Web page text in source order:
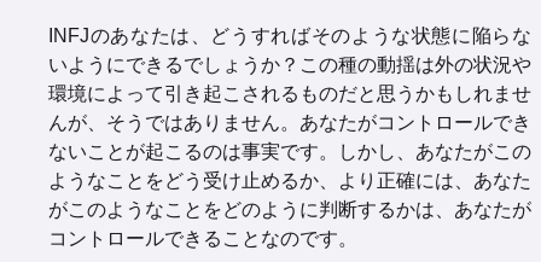
INFJのあなたは、どうすればそのような状態に陥らな
いようにできるでしょうか？この種の動揺は外の状況や
環境によって引き起こされるものだと思うかもしれませ
んが、そうではありません。あなたがコントロールでき
ないことが起こるのは事実です。しかし、あなたがこの
ようなことをどう受け止めるか、より正確には、あなた
がこのようなことをどのように判断するかは、あなたが
コントロールできることなのです。